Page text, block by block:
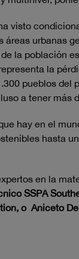
visto
urbanas
la población
la
pueblos
a tener
hay en el
hasta
en la
SSPA
o Aniceto